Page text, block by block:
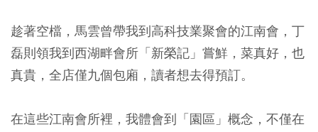
趁著空檔，馬雲曾帶我到高科技業聚會的江南會，丁
磊則領我到西湖畔會所「新榮記」嘗鮮，菜真好，也
真貴，全店僅九個包廂，讀者想去得預訂。
在這些江南會所裡，我體會到「園區」概念，不僅在